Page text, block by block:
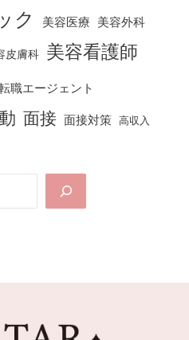
ク 美容医療 美容外科
皮膚科 美容看護師
職エージェント
面接 面接対策 高収入